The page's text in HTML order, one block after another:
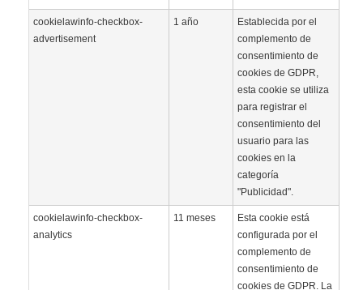
cookielawinfo-checkbox-
advertisement
1 año
Establecida por el
complemento de
consentimiento de
cookies de GDPR,
esta cookie se utiliza
para registrar el
consentimiento del
usuario para las
cookies en la
categoría
"Publicidad".
cookielawinfo-checkbox-
analytics
11 meses
Esta cookie está
configurada por el
complemento de
consentimiento de
cookies de GDPR. La